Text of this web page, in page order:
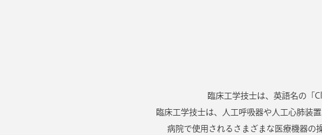
臨床工学技士は、英語名の「
臨床工学技士は、人工呼吸器や人工心肺装
病院で使用されるさまざまな医療機器の